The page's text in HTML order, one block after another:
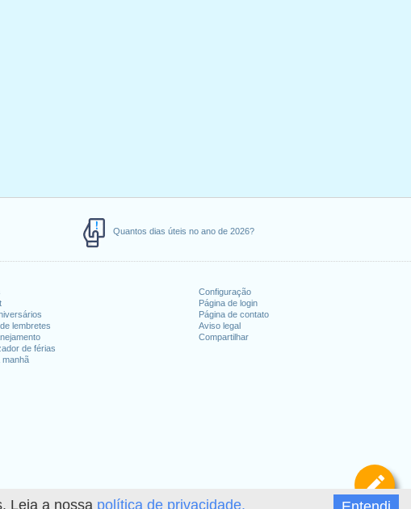
Leia a nossa política de privacidade.
Quantos dias úteis no ano de 2026?
lembretes
de férias
manhã
Configuração
Página de login
Página de contato
Aviso legal
Compartilhar